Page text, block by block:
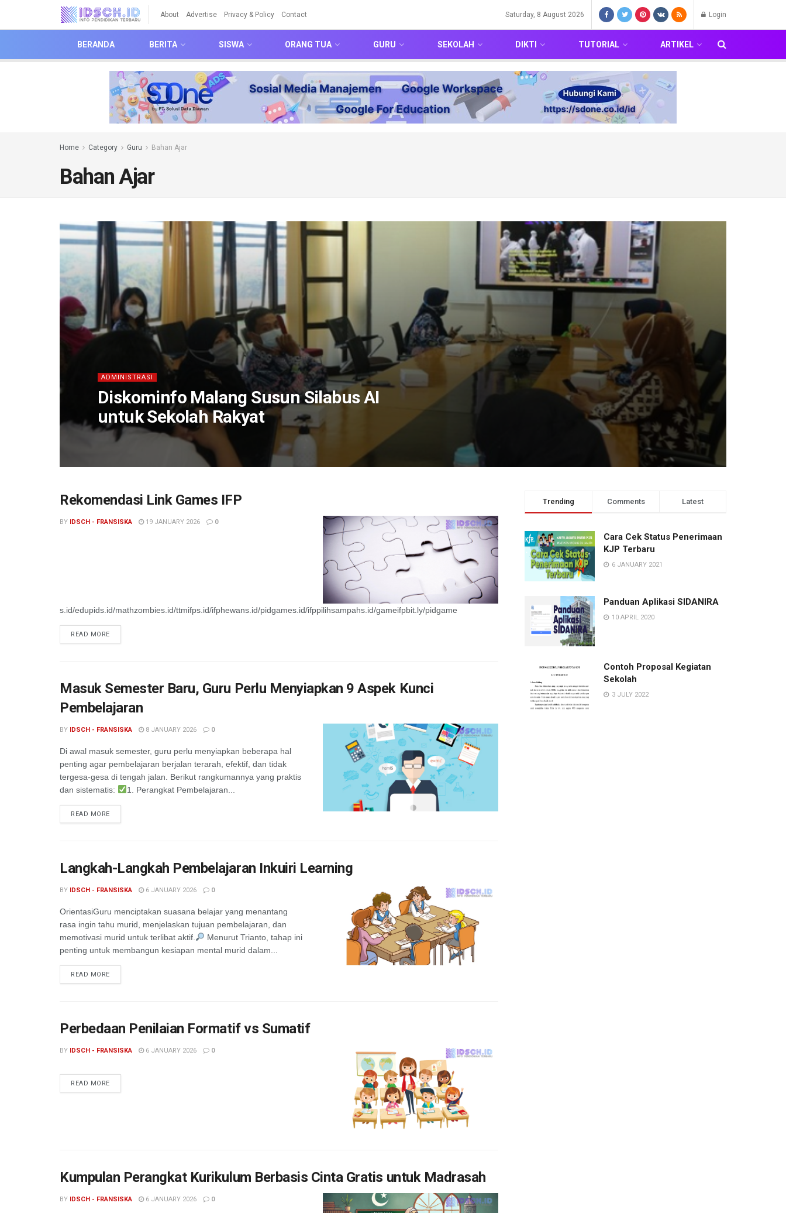
About Advertise Privacy & Policy Contact Saturday, 8 August 2026 Login
BERANDA BERITA SISWA ORANG TUA GURU SEKOLAH DIKTI TUTORIAL ARTIKEL
Home Category Guru Bahan Ajar
Bahan Ajar
ADMINISTRASI
Diskominfo Malang Susun Silabus AI
untuk Sekolah Rakyat
Rekomendasi Link Games IFP
BY IDSCH - FRANSISKA 19 JANUARY 2026 0
s.id/edupids.id/mathzombies.id/ttmifps.id/ifphewans.id/pidgames.id/ifppilihsampahs.id/gameifpbit.ly/pidgame
READ MORE
Masuk Semester Baru, Guru Perlu Menyiapkan 9 Aspek Kunci
Pembelajaran
BY IDSCH - FRANSISKA 8 JANUARY 2026 0
Di awal masuk semester, guru perlu menyiapkan beberapa hal
penting agar pembelajaran berjalan terarah, efektif, dan tidak
tergesa-gesa di tengah jalan. Berikut rangkumannya yang praktis
dan sistematis:
1. Perangkat Pembelajaran...
READ MORE
Langkah-Langkah Pembelajaran Inkuiri Learning
BY IDSCH - FRANSISKA 6 JANUARY 2026 0
OrientasiGuru menciptakan suasana belajar yang menantang
rasa ingin tahu murid, menjelaskan tujuan pembelajaran, dan
memotivasi murid untuk terlibat aktif.
Menurut Trianto, tahap ini
penting untuk membangun kesiapan mental murid dalam...
READ MORE
Perbedaan Penilaian Formatif vs Sumatif
BY IDSCH - FRANSISKA 6 JANUARY 2026 0
READ MORE
Kumpulan Perangkat Kurikulum Berbasis Cinta Gratis untuk Madrasah
BY IDSCH - FRANSISKA 6 JANUARY 2026 0
Trending Comments Latest
Cara Cek Status Penerimaan
KJP Terbaru
6 JANUARY 2021
Panduan Aplikasi SIDANIRA
10 APRIL 2020
Contoh Proposal Kegiatan
Sekolah
3 JULY 2022